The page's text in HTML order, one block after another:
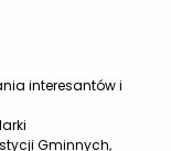
interesantów i
Gminnych,